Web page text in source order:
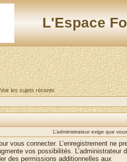
L'Espace
Voir les sujets récents
L’administrateur exige que
vous connecter. L’enregistrement ne
vos possibilités. L’administrateur
des permissions additionnelles aux